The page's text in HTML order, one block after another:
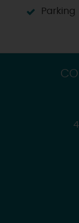
Parking